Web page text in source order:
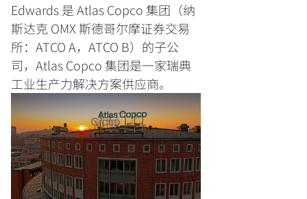
Edwards 是 Atlas Copco 集团（纳
斯达克 OMX 斯德哥尔摩证券交易
所：ATCO A，ATCO B）的子公
司，Atlas Copco 集团是一家瑞典
工业生产力解决方案供应商。